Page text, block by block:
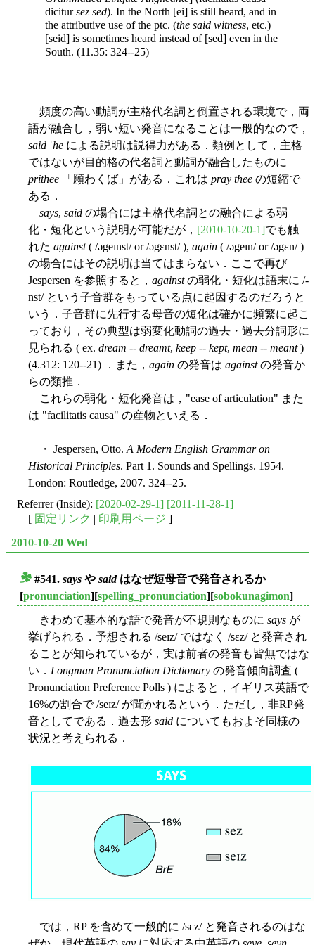
dicitursez sed). In the North [ei] is still heard, and in
the attributive use of the ptc. (the said witness, etc.)
[seid] is sometimes heard instead of [sed] even in the
South. (11.35: 324--25)
頻度の高い動詞が主格代名詞と倒置される環境で，両
語が融合し，弱い短い発音になることは一般的なので，
said ˈhe による説明は説得力がある．類例として，主格
ではないが目的格の代名詞と動詞が融合したものに
prithee 「願わくば」がある．これは pray thee の短縮で
ある．
says, said の場合には主格代名詞との融合による弱
化・短化という説明が可能だが， [2010-10-20-1]でも触
れた against( /əgeɪnst/ or /əgɛnst/ ), again ( /əgeɪn/ or /əgɛn/ )
の場合にはその説明は当てはまらない．ここで再び
Jespersen を参照すると， againstの弱化・短化は語末に /-
nst/ という子音群をもっている点に起因するのだろうと
いう．子音群に先行する母音の短化は確かに頻繁に起こ
っており，その典型は弱変化動詞の過去・過去分詞形に
見られる ( ex. dream -- dreamt, keep -- kept, mean -- meant)
(4.312: 120--21) ．また， again の発音は againstの発音か
らの類推．
これらの弱化・短化発音は，"ease of articulation" また
は "facilitatis causa" の産物といえる．
・ Jespersen, Otto. A Modern English Grammar on
Historical Principles. Part 1. Sounds and Spellings. 1954.
London: Routledge, 2007. 324--25.
Referrer (Inside): [2020-02-29-1] [2011-11-28-1]
[ 固定リンク | 印刷用ページ ]
2010-10-20 Wed
#541. says や saidはなぜ短母音で発音されるか
[pronunciation][spelling_pronunciation][sobokunagimon]
きわめて基本的な語で発音が不規則なものに says が
挙げられる．予想される /seɪz/ ではなく /sɛz/ と発音され
ることが知られているが，実は前者の発音も皆無ではな
い． Longman Pronunciation Dictionary の発音傾向調査 (
Pronunciation Preference Polls ) によると，イギリス英語で
16%の割合で /seɪz/ が聞かれるという．ただし，非RP発
音としてである．過去形 said についてもおよそ同様の
状況と考えられる．
では，RP を含めて一般的に /sɛz/ と発音されるのはな